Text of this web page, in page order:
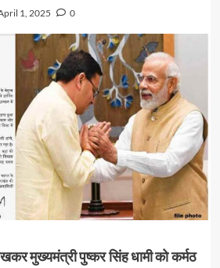
1, 2025 0
मुख्यमंत्री पुष्कर सिंह धामी को कर्मठ